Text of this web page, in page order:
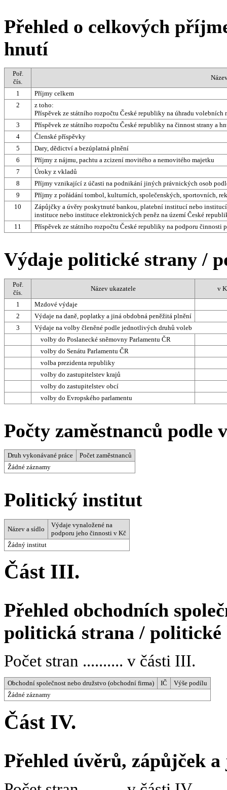
Přehled o celkových
hnutí
Poř.
čís.
1
Příjmy celkem
2
z toho:
Příspěvek ze státního rozpočtu České republiky na úhradu volebních
3
Příspěvek ze státního rozpočtu České republiky na činnost strany a
4
Členské příspěvky
5
Dary, dědictví a bezúplatná plnění
6
Příjmy z nájmu, pachtu a zcizení movitého a nemovitého majetku
7
Úroky z vkladů
8
Příjmy vznikající z účasti na podnikání jiných právnických osob
9
Příjmy z pořádání tombol, kulturních, společenských, sportovních,
10
Zápůjčky a úvěry poskytnuté bankou, platební institucí nebo
instituce nebo instituce elektronických peněz na území České
11
Příspěvek ze státního rozpočtu České republiky na podporu
Výdaje politické strany /
Poř.
čís.
Název ukazatele v
1
Mzdové výdaje
2
Výdaje na daně, poplatky a jiná obdobná peněžitá plnění
3
Výdaje na volby členěné podle jednotlivých druhů voleb
volby do Poslanecké sněmovny Parlamentu ČR
volby do Senátu Parlamentu ČR
volba prezidenta republiky
volby do zastupitelstev krajů
volby do zastupitelstev obcí
volby do Evropského parlamentu
Počty zaměstnanců podle
Druh vykonávané práce
Počet zaměstnanců
Žádné záznamy
Politický institut
Název a sídlo
Výdaje vynaložené na
podporu jeho činnosti v Kč
Žádný institut
Část III.
Přehled obchodních
politická strana /
Počet stran .......... v části III.
Obchodní společnost nebo družstvo (obchodní firma) IČ
Výše podílu
Žádné záznamy
Část IV.
Přehled úvěrů, zápůjček